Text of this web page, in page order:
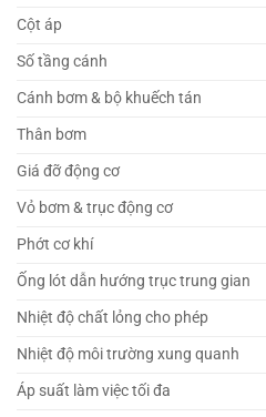
Cột áp
Số tầng cánh
Cánh bơm & bộ khuếch tán
Thân bơm
Giá đỡ động cơ
Vỏ bơm & trục động cơ
Phớt cơ khí
Ống lót dẫn hướng trục trung gian
Nhiệt độ chất lỏng cho phép
Nhiệt độ môi trường xung quanh
Áp suất làm việc tối đa